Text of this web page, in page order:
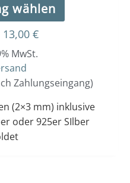
wählen
13,00 €
MwSt.
Zahlungseingang)
(2×3 mm) inklusive
oder 925er SIlber